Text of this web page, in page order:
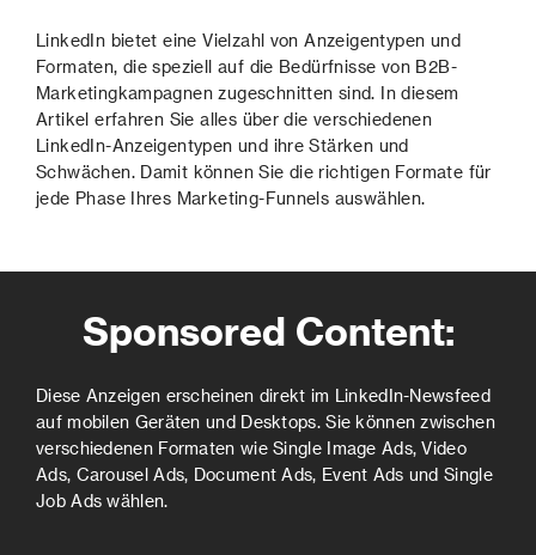
LinkedIn bietet eine Vielzahl von Anzeigentypen und
Formaten, die speziell auf die Bedürfnisse von B2B-
Marketingkampagnen zugeschnitten sind. In diesem
Artikel erfahren Sie alles über die verschiedenen
LinkedIn-Anzeigentypen und ihre Stärken und
Schwächen. Damit können Sie die richtigen Formate für
jede Phase Ihres Marketing-Funnels auswählen.
Sponsored Content:
Diese Anzeigen erscheinen direkt im LinkedIn-Newsfeed
auf mobilen Geräten und Desktops. Sie können zwischen
verschiedenen Formaten wie Single Image Ads, Video
Ads, Carousel Ads, Document Ads, Event Ads und Single
Job Ads wählen.